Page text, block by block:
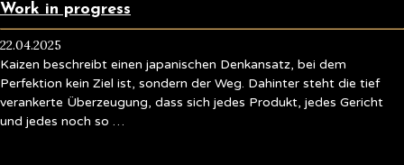
Work in progress
22.04.2025
Kaizen beschreibt einen japanischen Denkansatz, bei dem
Perfektion kein Ziel ist, sondern der Weg. Dahinter steht die tief
verankerte Überzeugung, dass sich jedes Produkt, jedes Gericht
und jedes noch so …